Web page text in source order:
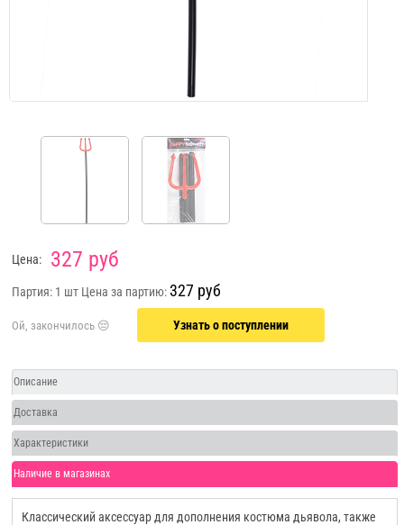
Цена: 327 руб
Партия: 1 шт Цена за партию: 327 руб
Узнать о поступлении
Описание
Доставка
Характеристики
Наличие в магазинах
Классический аксессуар для дополнения костюма дьявола, также